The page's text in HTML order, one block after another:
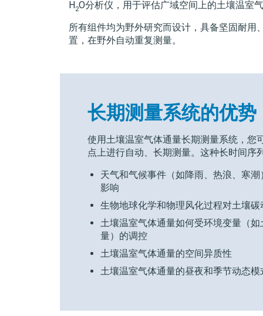
H 2O分析仪，用于评估广域空间上的土壤温室
所有组件均为野外研究而设计，具备坚固耐
置，在野外自动重复测量。
长期测量系统的优势
使用土壤温室气体通量长期测量系统，您
点上进行自动、长期测量。这种长时间序
天气和气候事件（如降雨、热浪、寒
影响
生物地球化学和物理风化过程对土壤
土壤温室气体通量如何受环境变量（
量）的调控
土壤温室气体通量的空间异质性
土壤温室气体通量的昼夜和季节动态模